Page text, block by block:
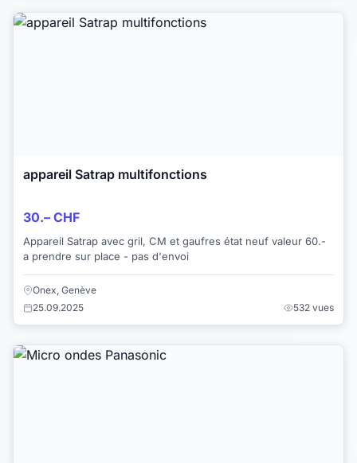
appareil Satrap multifonctions
30.– CHF
Appareil Satrap avec gril, CM et gaufres état neuf valeur 60.-
a prendre sur place - pas d'envoi
Onex, Genève
25.09.2025
532 vues